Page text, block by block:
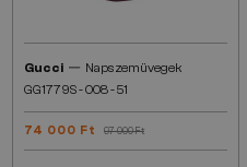
Gucci — Napszemüvegek
GG1779S - 008 - 51
74 000 Ft 97 000 Ft